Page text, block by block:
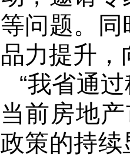
等问题。
品力提升，
“我省通
当前房地
政策的持